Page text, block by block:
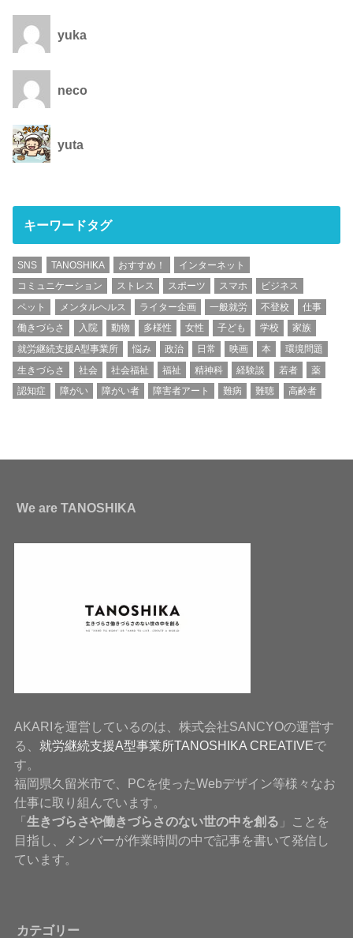
yuka
neco
yuta
キーワードタグ
SNS TANOSHIKA おすすめ！
インターネット
コミュニケーション
ストレス スポーツ スマホ
ビジネス
ペット
メンタルヘルス ライター企画 一般就労 不登校
仕事
働きづらさ
入院 動物 多様性 女性 子ども 学校
家族
就労継続支援A型事業所
悩み 政治 日常 映画 本
環境問題
生きづらさ
社会 社会福祉 福祉 精神科 経験談 若者
薬
認知症
障がい 障がい者 障害者アート 難病 難聴 高齢者
We are TANOSHIKA
AKARIを運営しているのは、株式会社SANCYOの運営す
る、 就労継続支援A型事業所TANOSHIKA CREATIVEで
す。
福岡県久留米市で、PCを使ったWebデザイン等様々なお
仕事に取り組んでいます。
「生きづらさや働きづらさのない世の中を創る 」ことを
目指し、メンバーが作業時間の中で記事を書いて発信し
ています。
カテゴリー